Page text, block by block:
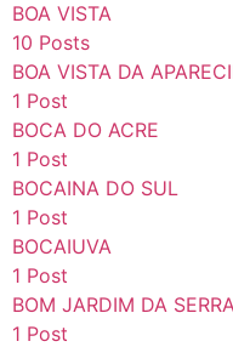
BOA VISTA
10 Posts
BOA VISTA DA
1 Post
BOCA DO ACRE
1 Post
BOCAINA DO SUL
1 Post
BOCAIUVA
1 Post
BOM JARDIM DA
1 Post